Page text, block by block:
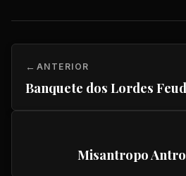
ANTERIOR
Banquete dos Lordes
Misantropo